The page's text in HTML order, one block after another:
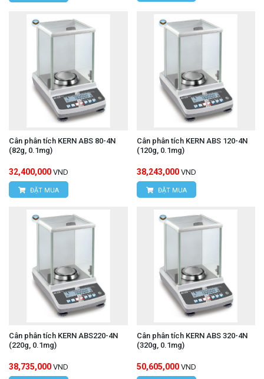
Cân phân tích KERN ABS 80-4N
(82g, 0.1mg)
32,400,000 VND
ĐẶT MUA
Cân phân tích KERN ABS 120-4N
(120g, 0.1mg)
38,243,000 VND
ĐẶT MUA
Cân phân tích KERN ABS220-4N
(220g, 0.1mg)
38,735,000 VND
Cân phân tích KERN ABS 320-4N
(320g, 0.1mg)
50,605,000 VND